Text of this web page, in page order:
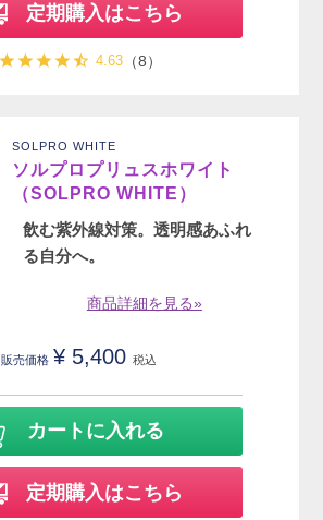
定期購入はこちら
4.63（8）
SOLPRO WHITE
ソルプロプリュスホワイト
（SOLPRO WHITE）
飲む紫外線対策。透明感あふれ
る自分へ。
商品詳細を見る»
販売価格 ¥ 5,400 税込
カートに入れる
定期購入はこちら